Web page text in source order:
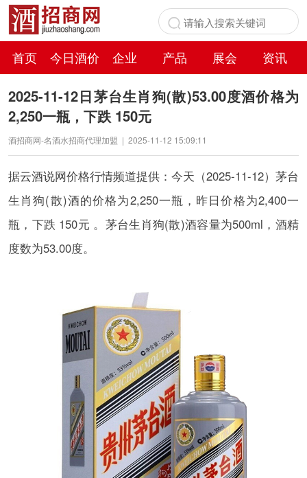
首页 今日酒价 企业 产品 展会
资讯
百科
2025-11-12日茅台生肖狗(散)53.00度酒价格为
2,250一瓶，下跌 150元
酒招商网-名酒水招商代理加盟 | 2025-11-12 15:09:11
据云酒说网价格行情频道提供：今天（2025-11-12）茅台
生肖狗(散)酒的价格为2,250一瓶，昨日价格为2,400一
瓶，下跌 150元 。茅台生肖狗(散)酒容量为500ml，酒精
度数为53.00度。